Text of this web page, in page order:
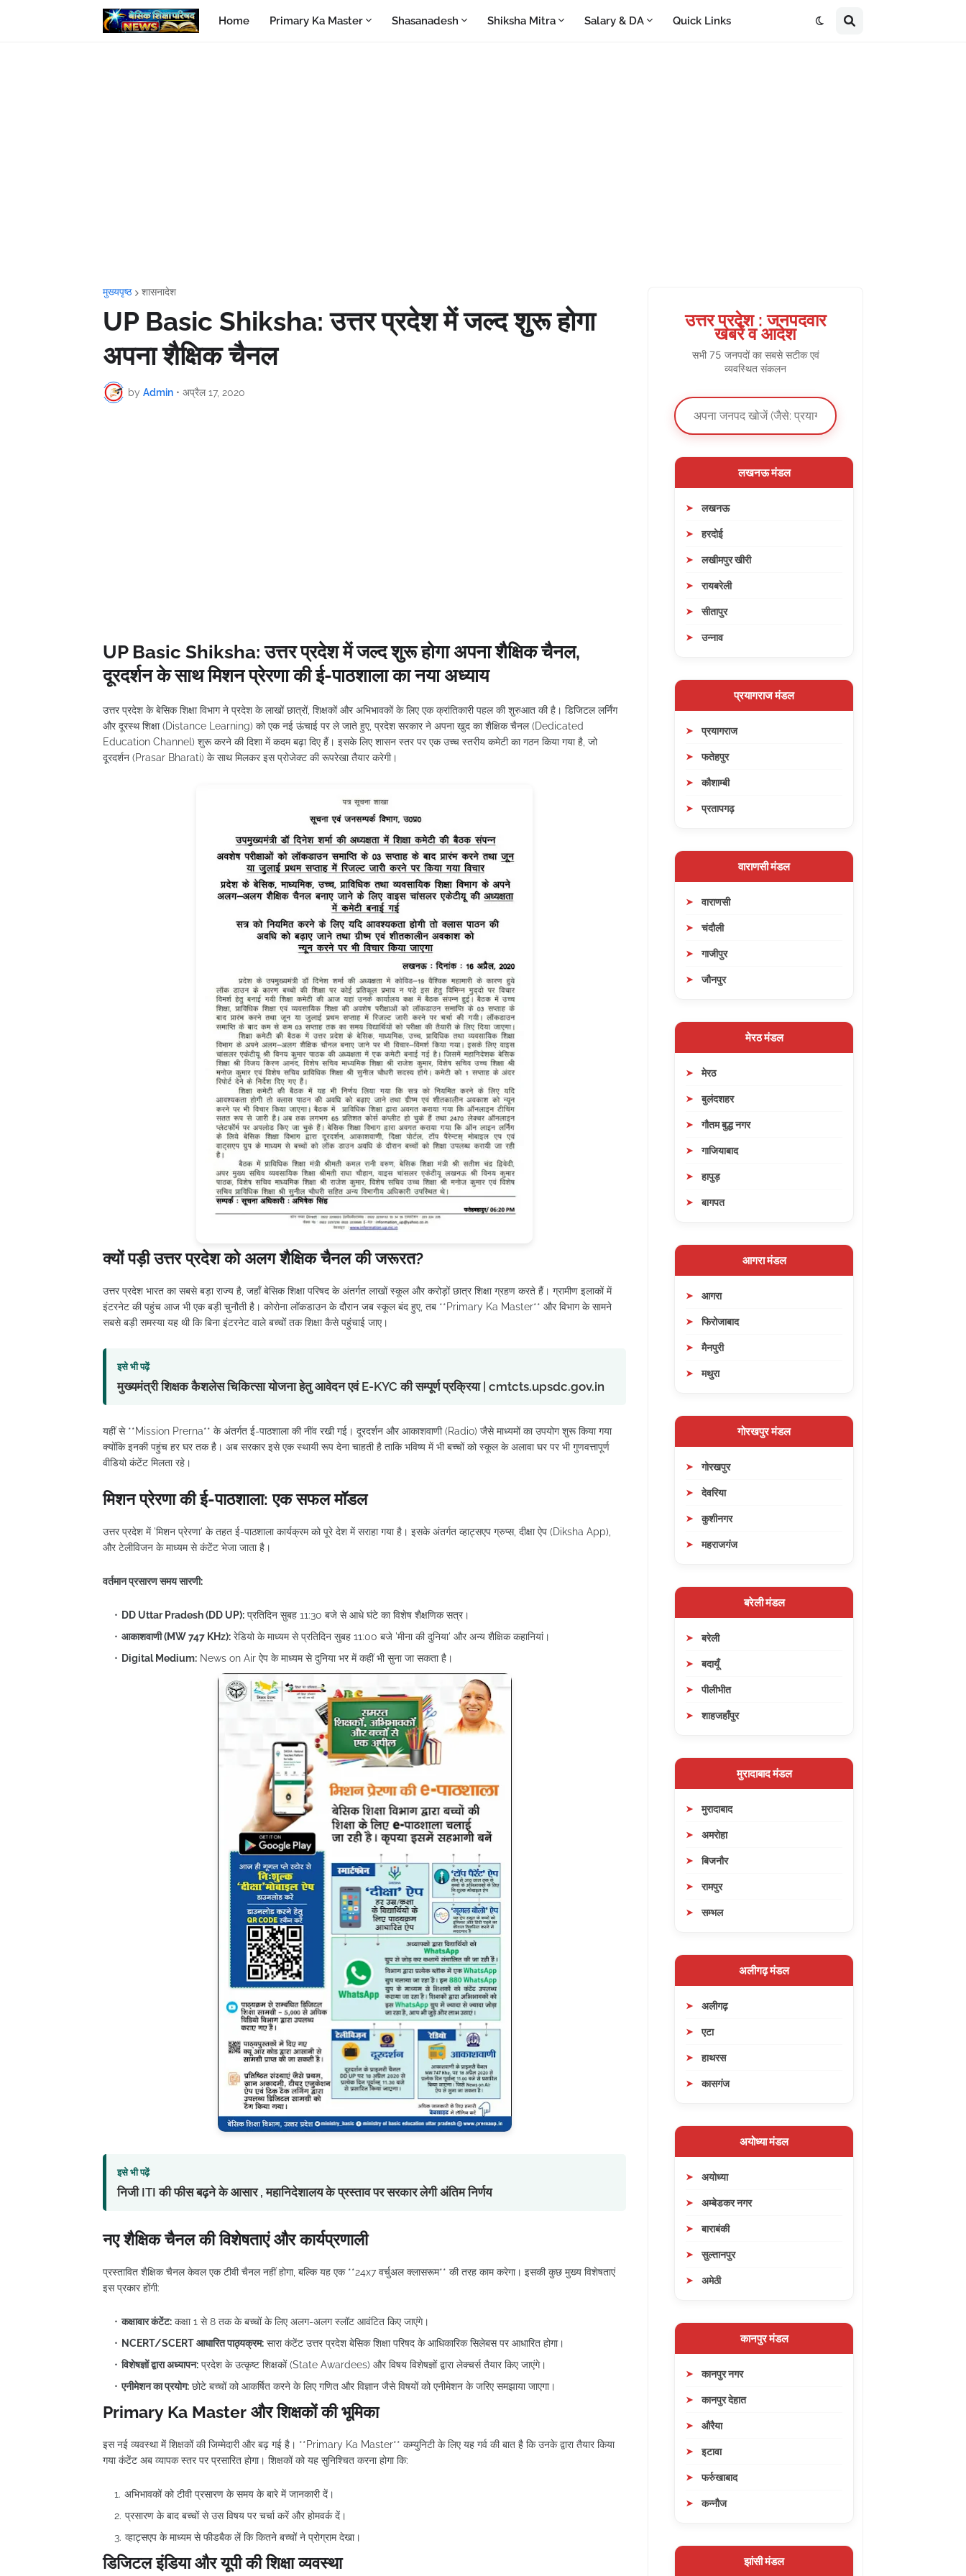
Home Primary Ka Master Shasanadesh Shiksha Mitra Salary & DA Quick Links
मुख्यपृष्ठ शासनादेश
UP Basic Shiksha: उत्तर प्रदेश में जल्द शुरू होगा
अपना शैक्षिक चैनल
by Admin • अप्रैल 17, 2020
UP Basic Shiksha: उत्तर प्रदेश में जल्द शुरू होगा अपना शैक्षिक चैनल,
दूरदर्शन के साथ मिशन प्रेरणा की ई-पाठशाला का नया अध्याय
उत्तर प्रदेश के बेसिक शिक्षा विभाग ने प्रदेश के लाखों छात्रों, शिक्षकों और अभिभावकों के लिए एक क्रांतिकारी पहल की शुरुआत की है। डिजिटल लर्निंग
और दूरस्थ शिक्षा (Distance Learning) को एक नई ऊंचाई पर ले जाते हुए, प्रदेश सरकार ने अपना खुद का शैक्षिक चैनल (Dedicated
Education Channel) शुरू करने की दिशा में कदम बढ़ा दिए हैं। इसके लिए शासन स्तर पर एक उच्च स्तरीय कमेटी का गठन किया गया है, जो
दूरदर्शन (Prasar Bharati) के साथ मिलकर इस प्रोजेक्ट की रूपरेखा तैयार करेगी।
क्यों पड़ी उत्तर प्रदेश को अलग शैक्षिक चैनल की जरूरत?
उत्तर प्रदेश भारत का सबसे बड़ा राज्य है, जहाँ बेसिक शिक्षा परिषद के अंतर्गत लाखों स्कूल और करोड़ों छात्र शिक्षा ग्रहण करते हैं। ग्रामीण इलाकों में
इंटरनेट की पहुंच आज भी एक बड़ी चुनौती है। कोरोना लॉकडाउन के दौरान जब स्कूल बंद हुए, तब **Primary Ka Master** और विभाग के सामने
सबसे बड़ी समस्या यह थी कि बिना इंटरनेट वाले बच्चों तक शिक्षा कैसे पहुंचाई जाए।
इसे भी पढ़ें
मुख्यमंत्री शिक्षक कैशलेस चिकित्सा योजना हेतु आवेदन एवं E-KYC की सम्पूर्ण प्रक्रिया | cmtcts.upsdc.gov.in
यहीं से **Mission Prerna** के अंतर्गत ई-पाठशाला की नींव रखी गई। दूरदर्शन और आकाशवाणी (Radio) जैसे माध्यमों का उपयोग शुरू किया गया
क्योंकि इनकी पहुंच हर घर तक है। अब सरकार इसे एक स्थायी रूप देना चाहती है ताकि भविष्य में भी बच्चों को स्कूल के अलावा घर पर भी गुणवत्तापूर्ण
वीडियो कंटेंट मिलता रहे।
मिशन प्रेरणा की ई-पाठशाला: एक सफल मॉडल
उत्तर प्रदेश में 'मिशन प्रेरणा' के तहत ई-पाठशाला कार्यक्रम को पूरे देश में सराहा गया है। इसके अंतर्गत व्हाट्सएप ग्रुप्स, दीक्षा ऐप (Diksha App),
और टेलीविजन के माध्यम से कंटेंट भेजा जाता है।
वर्तमान प्रसारण समय सारणी:
DD Uttar Pradesh (DD UP): प्रतिदिन सुबह 11:30 बजे से आधे घंटे का विशेष शैक्षणिक सत्र।
आकाशवाणी (MW 747 KHz): रेडियो के माध्यम से प्रतिदिन सुबह 11:00 बजे 'मीना की दुनिया' और अन्य शैक्षिक कहानियां।
Digital Medium: News on Air ऐप के माध्यम से दुनिया भर में कहीं भी सुना जा सकता है।
इसे भी पढ़ें
निजी ITI की फीस बढ़ने के आसार , महानिदेशालय के प्रस्ताव पर सरकार लेगी अंतिम निर्णय
नए शैक्षिक चैनल की विशेषताएं और कार्यप्रणाली
प्रस्तावित शैक्षिक चैनल केवल एक टीवी चैनल नहीं होगा, बल्कि यह एक **24x7 वर्चुअल क्लासरूम** की तरह काम करेगा। इसकी कुछ मुख्य विशेषताएं
इस प्रकार होंगी:
कक्षावार कंटेंट: कक्षा 1 से 8 तक के बच्चों के लिए अलग-अलग स्लॉट आवंटित किए जाएंगे।
NCERT/SCERT आधारित पाठ्यक्रम: सारा कंटेंट उत्तर प्रदेश बेसिक शिक्षा परिषद के आधिकारिक सिलेबस पर आधारित होगा।
विशेषज्ञों द्वारा अध्यापन: प्रदेश के उत्कृष्ट शिक्षकों (State Awardees) और विषय विशेषज्ञों द्वारा लेक्चर्स तैयार किए जाएंगे।
एनीमेशन का प्रयोग: छोटे बच्चों को आकर्षित करने के लिए गणित और विज्ञान जैसे विषयों को एनीमेशन के जरिए समझाया जाएगा।
Primary Ka Master और शिक्षकों की भूमिका
इस नई व्यवस्था में शिक्षकों की जिम्मेदारी और बढ़ गई है। **Primary Ka Master** कम्युनिटी के लिए यह गर्व की बात है कि उनके द्वारा तैयार किया
गया कंटेंट अब व्यापक स्तर पर प्रसारित होगा। शिक्षकों को यह सुनिश्चित करना होगा कि:
अभिभावकों को टीवी प्रसारण के समय के बारे में जानकारी दें।
प्रसारण के बाद बच्चों से उस विषय पर चर्चा करें और होमवर्क दें।
व्हाट्सएप के माध्यम से फीडबैक लें कि कितने बच्चों ने प्रोग्राम देखा।
डिजिटल इंडिया और यूपी की शिक्षा व्यवस्था
उत्तर प्रदेश : जनपदवार
खबरें व आदेश
सभी 75 जनपदों का सबसे सटीक एवं
व्यवस्थित संकलन
लखनऊ मंडल
लखनऊ
हरदोई
लखीमपुर खीरी
रायबरेली
सीतापुर
उन्नाव
प्रयागराज मंडल
प्रयागराज
फतेहपुर
कौशाम्बी
प्रतापगढ़
वाराणसी मंडल
वाराणसी
चंदौली
गाजीपुर
जौनपुर
मेरठ मंडल
मेरठ
बुलंदशहर
गौतम बुद्ध नगर
गाजियाबाद
हापुड़
बागपत
आगरा मंडल
आगरा
फिरोजाबाद
मैनपुरी
मथुरा
गोरखपुर मंडल
गोरखपुर
देवरिया
कुशीनगर
महराजगंज
बरेली मंडल
बरेली
बदायूँ
पीलीभीत
शाहजहाँपुर
मुरादाबाद मंडल
मुरादाबाद
अमरोहा
बिजनौर
रामपुर
सम्भल
अलीगढ़ मंडल
अलीगढ़
एटा
हाथरस
कासगंज
अयोध्या मंडल
अयोध्या
अम्बेडकर नगर
बाराबंकी
सुल्तानपुर
अमेठी
कानपुर मंडल
कानपुर नगर
कानपुर देहात
औरैया
इटावा
फर्रुखाबाद
कन्नौज
झांसी मंडल